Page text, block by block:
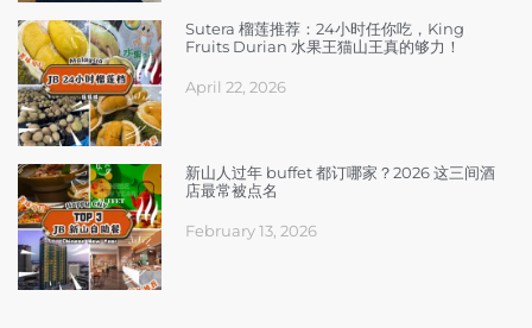
Sutera 榴莲推荐：24小时任你吃，King
Fruits Durian 水果王猫山王真的够力！
April 22, 2026
新山人过年 buffet 都订哪家？2026 这三间酒
店最常被点名
February 13, 2026